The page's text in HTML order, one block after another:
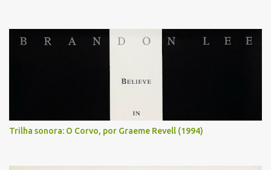
Trilha sonora: O Corvo, por Graeme Revell (1994)